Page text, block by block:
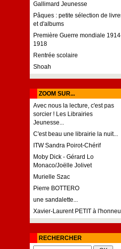
Gallimard Jeunesse
Pâques : petite sélection de
et d'albums
Première Guerre mondiale
1918
Rentrée scolaire
Shoah
ZOOM SUR...
Avec nous la lecture, c'est pas
sorcier ! Les Librairies
Jeunesse...
C'est beau une librairie la nuit...
ITW Sandra Poirot-Chérif
Moby Dick - Gérard Lo
Monaco/Joëlle Jolivet
Murielle Szac
Pierre BOTTERO
une sandalette...
Xavier-Laurent PETIT à
RECHERCHER